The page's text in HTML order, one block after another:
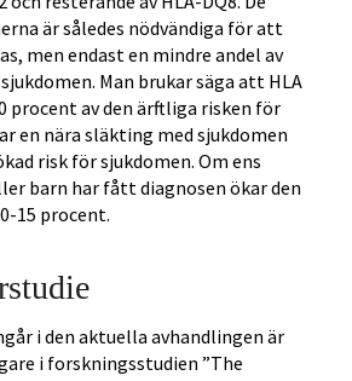
är således nödvändiga för att
men endast en mindre andel av
Man brukar säga att HLA
procent av den ärftliga risken för
en nära släkting med sjukdomen
risk för sjukdomen. Om ens
barn har fått diagnosen ökar den
15 procent.
i den aktuella avhandlingen är
i forskningsstudien ”The